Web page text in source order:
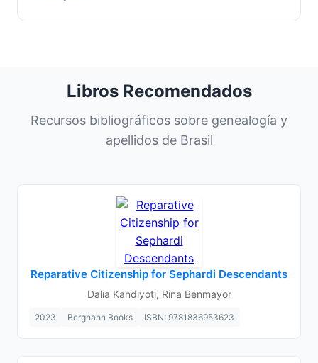
Libros Recomendados
Recursos bibliográficos sobre genealogía y
apellidos de Brasil
Reparative Citizenship for Sephardi Descendants
Dalia Kandiyoti, Rina Benmayor
2023 Berghahn Books ISBN: 9781836953623